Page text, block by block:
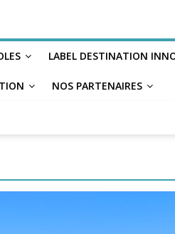
LABEL DESTINATION
NOS PARTENAIRES